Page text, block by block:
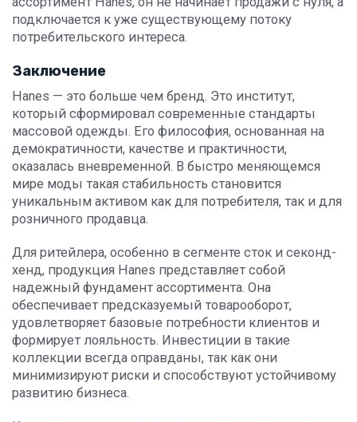
подключается к уже существующему потоку
потребительского интереса.
Заключение
Hanes — это больше чем бренд. Это институт,
который сформировал современные стандарты
массовой одежды. Его философия, основанная на
демократичности, качестве и практичности,
оказалась вневременной. В быстро меняющемся
мире моды такая стабильность становится
уникальным активом как для потребителя, так и для
розничного продавца.
Для ритейлера, особенно в сегменте сток и секонд-
хенд, продукция Hanes представляет собой
надежный фундамент ассортимента. Она
обеспечивает предсказуемый товарооборот,
удовлетворяет базовые потребности клиентов и
формирует лояльность. Инвестиции в такие
коллекции всегда оправданы, так как они
минимизируют риски и способствуют устойчивому
развитию бизнеса.